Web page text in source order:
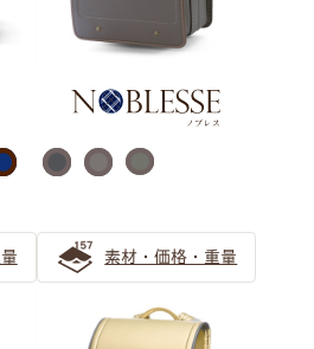
セルの選び方
？
的でスタイリッシュ！色味で個性
しゃれで人気！2024年のトレン
ドセルの選び方
素材・価格・重量